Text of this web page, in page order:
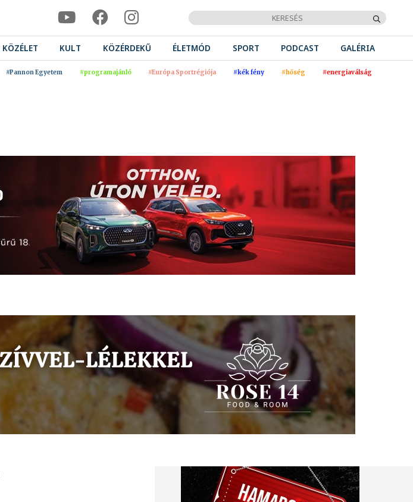
KÖZÉLET KULT KÖZÉRDEKŰ ÉLETMÓD SPORT PODCAST GALÉRIA
#Pannon Egyetem #programajánló #Európa Sportrégiója #kék fény #hőség #energiaválság